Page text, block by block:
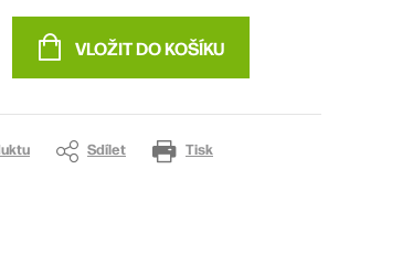
VLOŽIT DO KOŠÍKU
Tisk
Sdílet